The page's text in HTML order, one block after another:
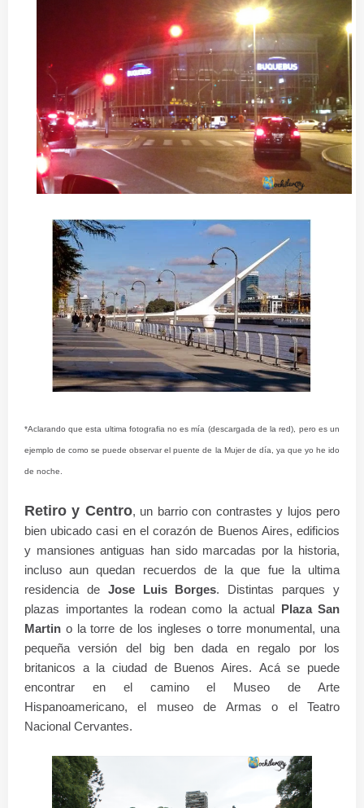
*Aclarando que esta ultima fotografia no es mía (descargada de la red), pero es un
ejemplo de como se puede observar el puente de la Mujer de día, ya que yo he ido
de noche.
Retiro y Centro, un barrio con contrastes y lujos pero
bien ubicado casi en el corazón de Buenos Aires, edificios
y mansiones antiguas han sido marcadas por la historia,
incluso aun quedan recuerdos de la que fue la ultima
residencia de Jose Luis Borges. Distintas parques y
plazas importantes la rodean como la actual Plaza San
Martin o la torre de los ingleses o torre monumental, una
pequeña versión del big ben dada en regalo por los
britanicos a la ciudad de Buenos Aires. Acá se puede
encontrar en el camino el Museo de Arte
Hispanoamericano, el museo de Armas o el Teatro
Nacional Cervantes.